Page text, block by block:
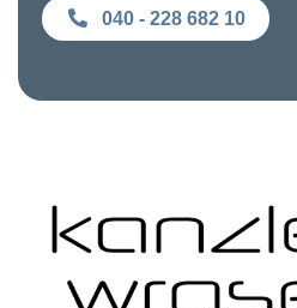
040 - 228 682 10